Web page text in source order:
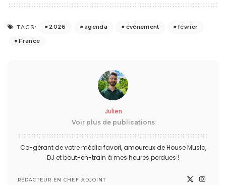
TAGS: 2026 agenda événement
février
France
Julien
Voir plus de publications
Co-gérant de votre média favori, amoureux de House Music,
DJ et bout-en-train à mes heures perdues !
RÉDACTEUR EN CHEF ADJOINT